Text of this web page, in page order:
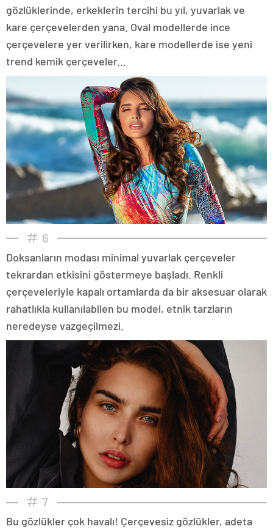
gözlüklerinde, erkeklerin tercihi bu yıl, yuvarlak ve
kare çerçevelerden yana. Oval modellerde ince
çerçevelere yer verilirken, kare modellerde ise yeni
trend kemik çerçeveler...
6
Doksanların modası minimal yuvarlak çerçeveler
tekrardan etkisini göstermeye başladı. Renkli
çerçeveleriyle kapalı ortamlarda da bir aksesuar olarak
rahatlıkla kullanılabilen bu model, etnik tarzların
neredeyse vazgeçilmezi.
7
Bu gözlükler çok havalı! Çerçevesiz gözlükler, adeta